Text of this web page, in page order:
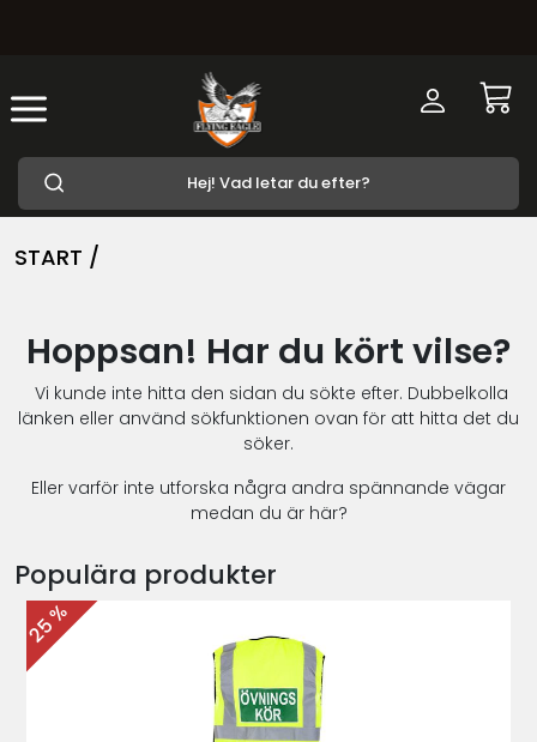
START /
Hoppsan! Har du kört vilse?
Vi kunde inte hitta den sidan du sökte efter. Dubbelkolla
länken eller använd sökfunktionen ovan för att hitta det du
söker.
Eller varför inte utforska några andra spännande vägar
medan du är här?
Populära produkter
25 %